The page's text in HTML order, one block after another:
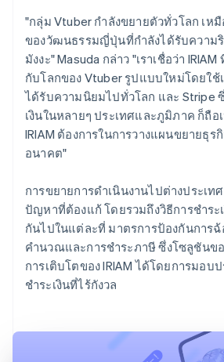
"กลุ่ม Vtuber กำลังขยายตัวทั่วโลก เห
ของวัฒนธรรมญี่ปุ่นที่กำลังได้รับความริ
มังงะ" Masuda กล่าว "เราเชื่อว่า
กับโลกของ Vtuber รูปแบบใหม่โดยใช้
ได้รับความนิยมไปทั่วโลก และ Stripe
เงินในหลายๆ ประเทศและภูมิภาค ก็ถือ
IRIAM ต้องการในการวางแผนขยายธุร
อนาคต"
การขยายการดำเนินงานไปต่างประเ
ปัญหาที่ต้องแก้ โดยรวมถึงวิธีการชำร
กันไปในแต่ละที่ มาตรการป้องกันการ
คำนวณและการชำระภาษี ซึ่งโซลูชันข
การเติบโตของ IRIAM ได้โดยการมอบ
ชำระเงินที่ไร้กังวล